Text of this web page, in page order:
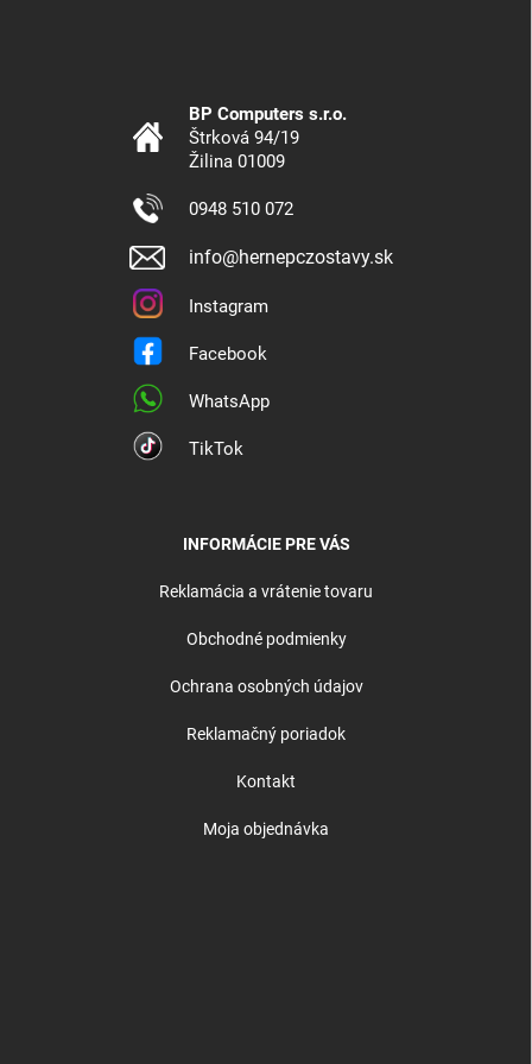
BP Computers s.r.o.
Štrková 94/19
Žilina 01009
0948 510 072
info@hernepczostavy.sk
Instagram
Facebook
WhatsApp
TikTok
INFORMÁCIE PRE VÁS
Reklamácia a vrátenie tovaru
Obchodné podmienky
Ochrana osobných údajov
Reklamačný poriadok
Kontakt
Moja objednávka